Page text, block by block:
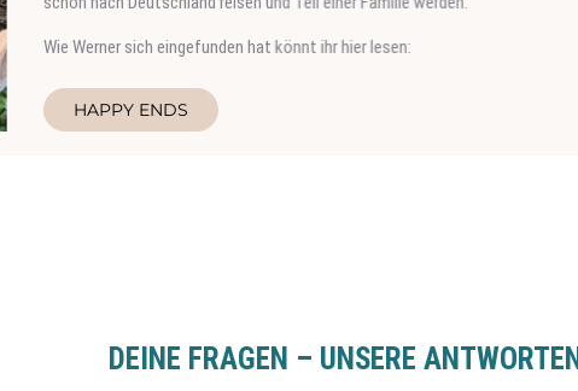
Wie Werner sich eingefunden hat könnt ihr hier lesen:
HAPPY ENDS
DEINE FRAGEN – UNSERE ANTWORTEN